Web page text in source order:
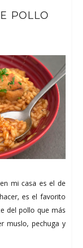
POLLO
mi casa es el de
es el favorito
del pollo que más
muslo, pechuga y